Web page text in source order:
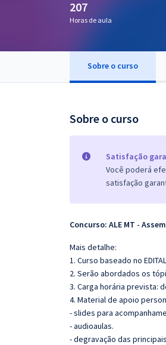
Questões grátis
207
Horas de aula
Sobre o curso
Sobre o curso
Satisfação
Você poderá
satisfação
Concurso: ALE MT -
Mais detalhe:
1. Curso baseado no
2. Serão abordados os
3. Carga horária prevista:
4. Material de apoio
- slides para
- audioaulas.
- degravação das